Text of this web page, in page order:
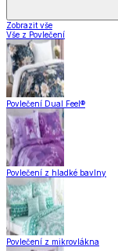
Zobrazit vše
Vše z Povlečení
Povlečení Dual Feel®
Povlečení z hladké bavlny
Povlečení z mikrovlákna